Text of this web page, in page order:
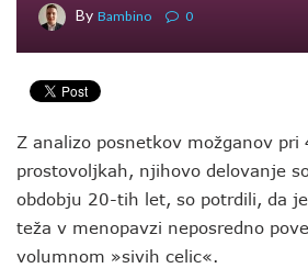
By Bambino 0
Z analizo posnetkov možganov pri
prostovoljkah, njihovo delovanje
obdobju 20-tih let, so potrdili, da
teža v menopavzi neposredno
volumnom »sivih celic«.